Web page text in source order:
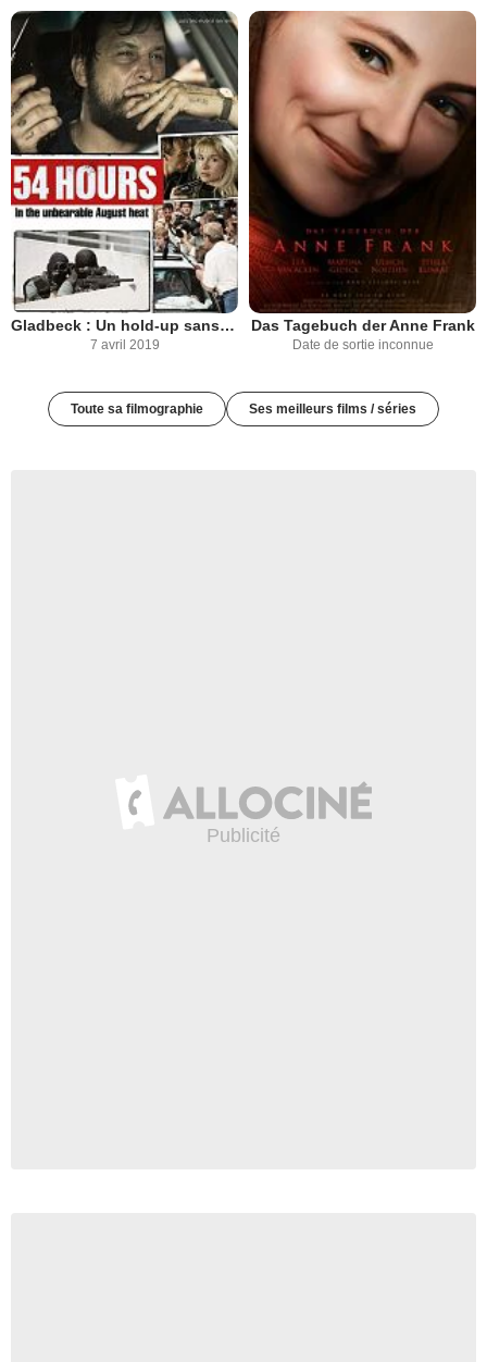
Gladbeck : Un hold-up sans précédent
7 avril 2019
Das Tagebuch der Anne Frank
Date de sortie inconnue
Toute sa filmographie Ses meilleurs films / séries